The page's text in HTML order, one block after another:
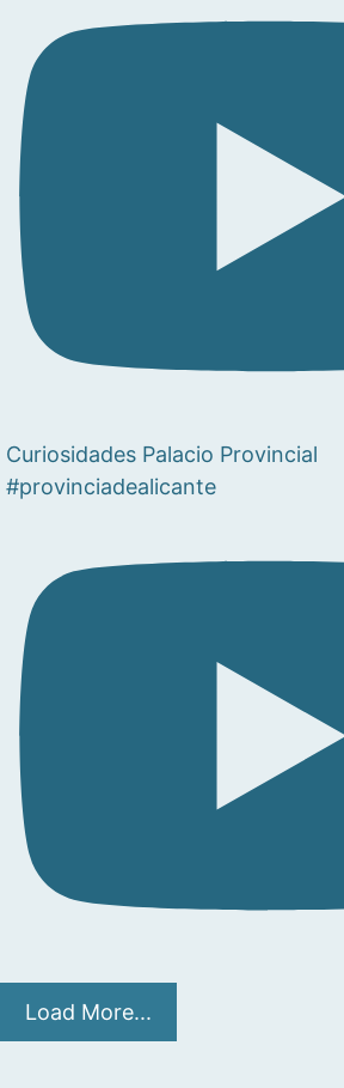
Curiosidades Palacio Provincial
#provinciadealicante
Load More...